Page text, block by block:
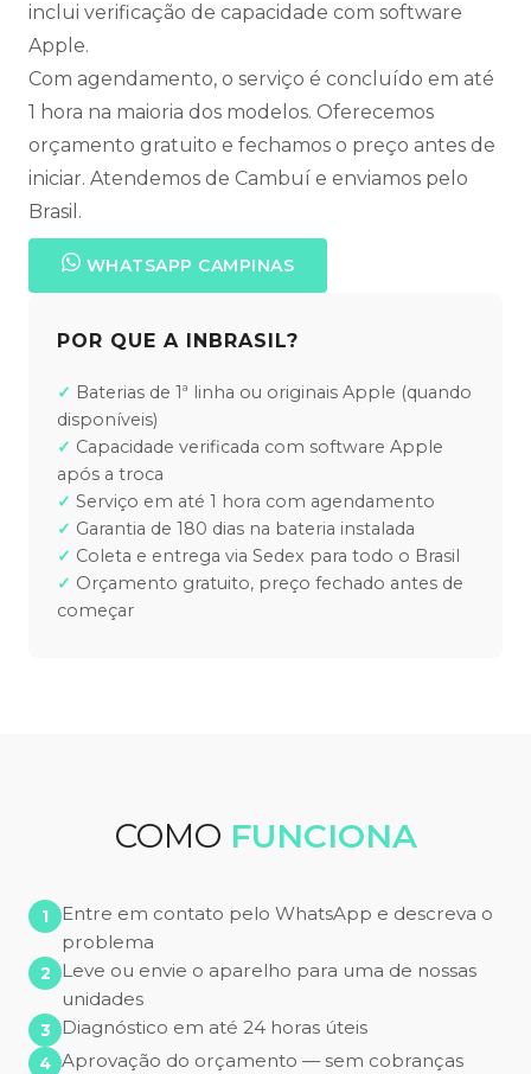
inclui verificação de capacidade com software
Apple.
Com agendamento, o serviço é concluído em até
1 hora na maioria dos modelos. Oferecemos
orçamento gratuito e fechamos o preço antes de
iniciar. Atendemos de Cambuí e enviamos pelo
Brasil.
WHATSAPP CAMPINAS
POR QUE A INBRASIL?
Baterias de 1ª linha ou originais Apple (quando
disponíveis)
Capacidade verificada com software Apple
após a troca
Serviço em até 1 hora com agendamento
Garantia de 180 dias na bateria instalada
Coleta e entrega via Sedex para todo o Brasil
Orçamento gratuito, preço fechado antes de
começar
COMO FUNCIONA
Entre em contato pelo WhatsApp e descreva o
problema
Leve ou envie o aparelho para uma de nossas
unidades
Diagnóstico em até 24 horas úteis
Aprovação do orçamento — sem cobranças